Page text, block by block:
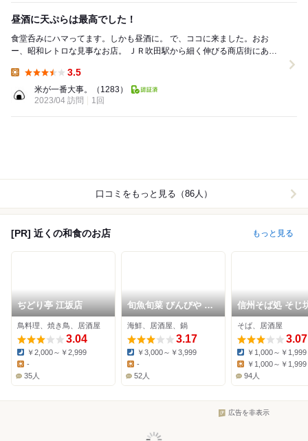
昼酒に天ぷらは最高でした！
食堂呑みにハマってます。しかも昼酒に。 で、ココに来ました。おお
ー、昭和レトロな見事なお店。 ＪＲ吹田駅から細く伸びる商店街にあり
3.5
米が一番大事。
（1283）
2023/04 訪問
1回
口コミをもっと見る（86人）
[PR] 近くの和食のお店 もっと見る
ぢどり亭 江坂店
鳥料理、焼き鳥、居酒屋
3.04
Dinner:
￥2,000～￥2,999
Lunch:
-
35人
旬魚旬菜 びんびや 江
坂店
海鮮、居酒屋、鍋
3.17
Dinner:
￥3,000～￥3,999
Lunch:
-
52人
信州そば処 そじ
らぽーと
店
そば、居酒屋
3.07
Dinner:
￥1,000～￥1,999
Lunch:
￥1,000～￥1,999
94人
広告を非表示